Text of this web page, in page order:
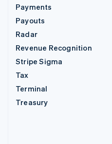
Payments
Payouts
Radar
Revenue Recognition
Stripe Sigma
Tax
Terminal
Treasury